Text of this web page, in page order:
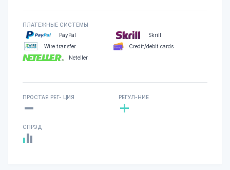
ПЛАТЕЖНЫЕ СИСТЕМЫ
PayPal
Skrill
Wire transfer
Credit/debit cards
Neteller
ПРОСТАЯ РЕГ- ЦИЯ
- РЕГУЛ-НИЕ
+
СПРЭД